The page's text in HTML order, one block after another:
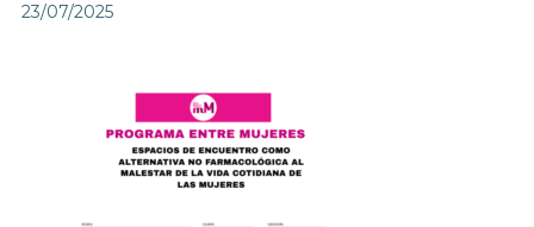
23/07/2025